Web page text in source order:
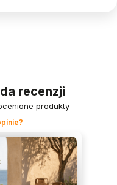
recenzji
produkty